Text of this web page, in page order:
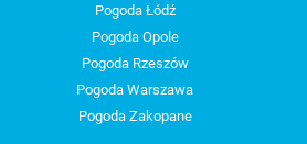
Pogoda Łódź
Pogoda Opole
Pogoda Rzeszów
Pogoda Warszawa
Pogoda Zakopane